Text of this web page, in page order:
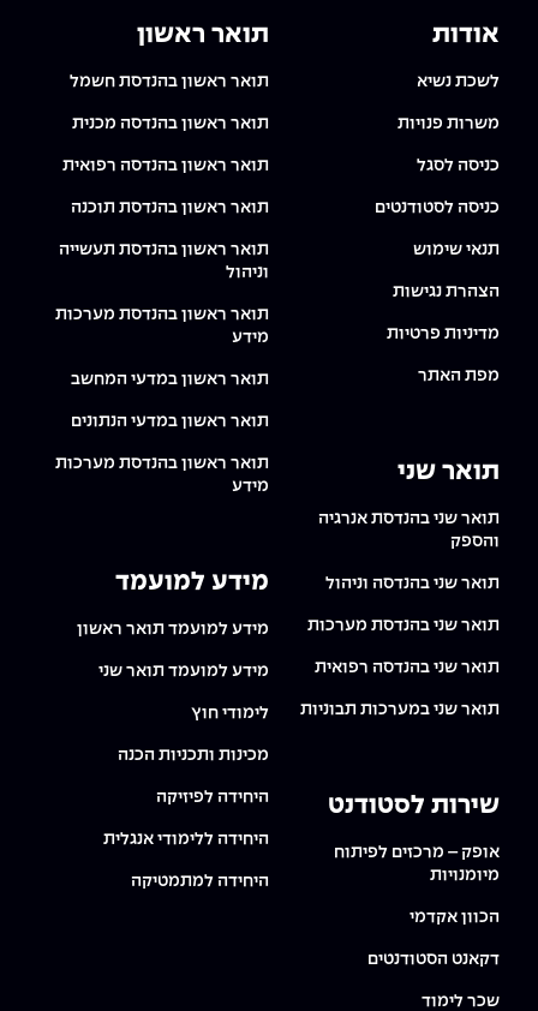
אודות
לשכת נשיא
משרות פנויות
כניסה לסגל
כניסה לסטודנטים
תנאי שימוש
הצהרת נגישות
מדיניות פרטיות
מפת האתר
תואר שני
תואר שני בהנדסת אנרגיה
והספק
תואר שני בהנדסה וניהול
תואר שני בהנדסת מערכות
תואר שני בהנדסה רפואית
תואר שני במערכות תבוניות
שירות לסטודנט
אופק – מרכזים לפיתוח
מיומנויות
הכוון אקדמי
דקאנט הסטודנטים
שכר לימוד
תואר ראשון
תואר ראשון בהנדסת חשמל
תואר ראשון בהנדסה מכנית
תואר ראשון בהנדסה רפואית
תואר ראשון בהנדסת תוכנה
תואר ראשון בהנדסת תעשייה
וניהול
תואר ראשון בהנדסת מערכות
מידע
תואר ראשון במדעי המחשב
תואר ראשון במדעי הנתונים
תואר ראשון בהנדסת מערכות
מידע
מידע למועמד
מידע למועמד תואר ראשון
מידע למועמד תואר שני
לימודי חוץ
מכינות ותכניות הכנה
היחידה לפיזיקה
היחידה ללימודי אנגלית
היחידה למתמטיקה